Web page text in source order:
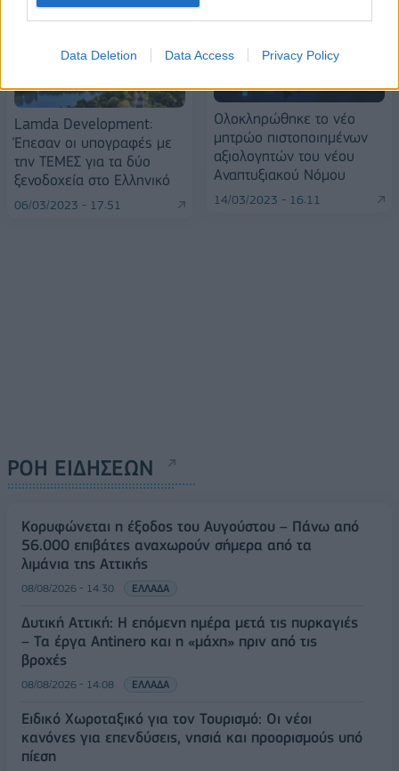
Data Deletion Data Access Privacy Policy
Lamda Development:
Έπεσαν οι υπογραφές με
την ΤΕΜΕΣ για τα δύο
ξενοδοχεία στο Ελληνικό
06/03/2023 - 17:51
Ολοκληρώθηκε το νέο
μητρώο πιστοποιημένων
αξιολογητών του νέου
Αναπτυξιακού Νόμου
14/03/2023 - 16:11
ΡΟΗ ΕΙΔΗΣΕΩΝ
Κορυφώνεται η έξοδος του Αυγούστου – Πάνω από
56.000 επιβάτες αναχωρούν σήμερα από τα
λιμάνια της Αττικής
08/08/2026 - 14:30 ΕΛΛΑΔΑ
Δυτική Αττική: Η επόμενη ημέρα μετά τις πυρκαγιές
– Τα έργα Antinero και η «μάχη» πριν από τις
βροχές
08/08/2026 - 14:08 ΕΛΛΑΔΑ
Ειδικό Χωροταξικό για τον Τουρισμό: Οι νέοι
κανόνες για επενδύσεις, νησιά και προορισμούς υπό
πίεση